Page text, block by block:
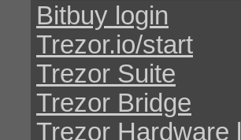
Bitbuy login
Trezor.io/start
Trezor Suite
Trezor Bridge
Trezor Hardware